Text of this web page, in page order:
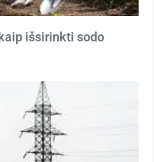
išsirinkti sodo